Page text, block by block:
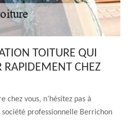
TOITURE QUI
RAPIDEMENT CHEZ
chez vous, n’hésitez pas à
professionnelle Berrichon